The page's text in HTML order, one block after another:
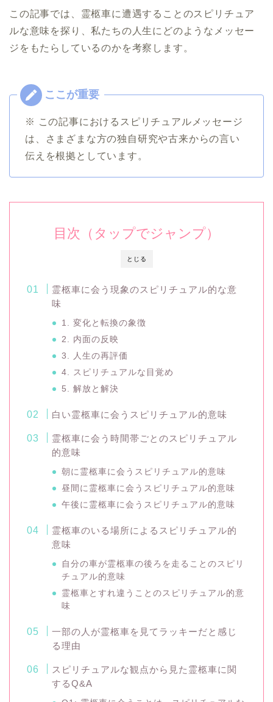
この記事では、霊柩車に遭遇することのスピリチュア
ルな意味を探り、私たちの人生にどのようなメッセー
ジをもたらしているのかを考察します。
※ この記事におけるスピリチュアルメッセージ
は、さまざまな方の独自研究や古来からの言い
伝えを根拠としています。
とじる
目次（タップでジャンプ）
霊柩車に会う現象のスピリチュアル的な意
味
1. 変化と転換の象徴
2. 内面の反映
3. 人生の再評価
4. スピリチュアルな目覚め
5. 解放と解決
白い霊柩車に会うスピリチュアル的意味
霊柩車に会う時間帯ごとのスピリチュアル
的意味
朝に霊柩車に会うスピリチュアル的意味
昼間に霊柩車に会うスピリチュアル的意味
午後に霊柩車に会うスピリチュアル的意味
霊柩車のいる場所によるスピリチュアル的
意味
自分の車が霊柩車の後ろを走ることのスピリ
チュアル的意味
霊柩車とすれ違うことのスピリチュアル的意
味
一部の人が霊柩車を見てラッキーだと感じ
る理由
スピリチュアルな観点から見た霊柩車に関
するQ&A